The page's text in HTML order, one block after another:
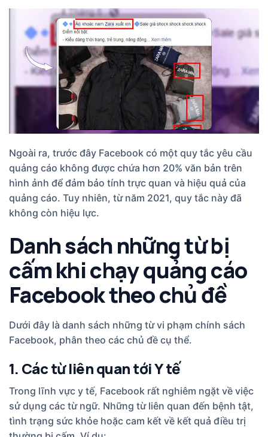
Ngoài ra, trước đây Facebook có một quy tắc yêu cầu
quảng cáo không được chứa hơn 20% văn bản trên
hình ảnh để đảm bảo tính trực quan và hiệu quả của
quảng cáo. Tuy nhiên, từ năm 2021, quy tắc này đã
không còn hiệu lực.
Danh sách những từ bị
cấm khi chạy quảng cáo
Facebook theo chủ đề
Dưới đây là danh sách những từ vi phạm chính sách
Facebook, phân theo các chủ đề cụ thể.
1. Các từ liên quan tới Y tế
Trong lĩnh vực y tế, Facebook rất nghiêm ngặt về việc
sử dụng các từ ngữ. Những từ liên quan đến bệnh tật,
tình trạng sức khỏe hoặc cam kết về kết quả điều trị